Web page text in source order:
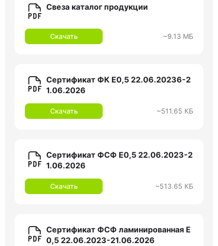
Свеза каталог продукции
Скачать ~9.13 МБ
Сертификат ФК Е0,5 22.06.20236-2
1.06.2026
Скачать ~511.65 КБ
Сертификат ФСФ Е0,5 22.06.2023-2
1.06.2026
Скачать ~513.65 КБ
Сертификат ФСФ ламинированная Е
0,5 22.06.2023-21.06.2026